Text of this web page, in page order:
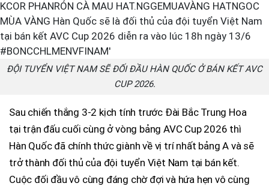
ĐỘI TUYỂN VIỆT NAM SẼ ĐỐI ĐẦU HÀN QUỐC Ở BÁN KẾT AVC
CUP 2026.
Sau chiến thắng 3-2 kịch tính trước Đài Bắc Trung Hoa
tại trận đấu cuối cùng ở vòng bảng AVC Cup 2026 thì
Hàn Quốc đã chính thức giành về vị trí nhất bảng A và sẽ
trở thành đối thủ của đội tuyển Việt Nam tại bán kết.
Cuộc đối đầu vô cùng đáng chờ đợi và hứa hẹn vô cùng